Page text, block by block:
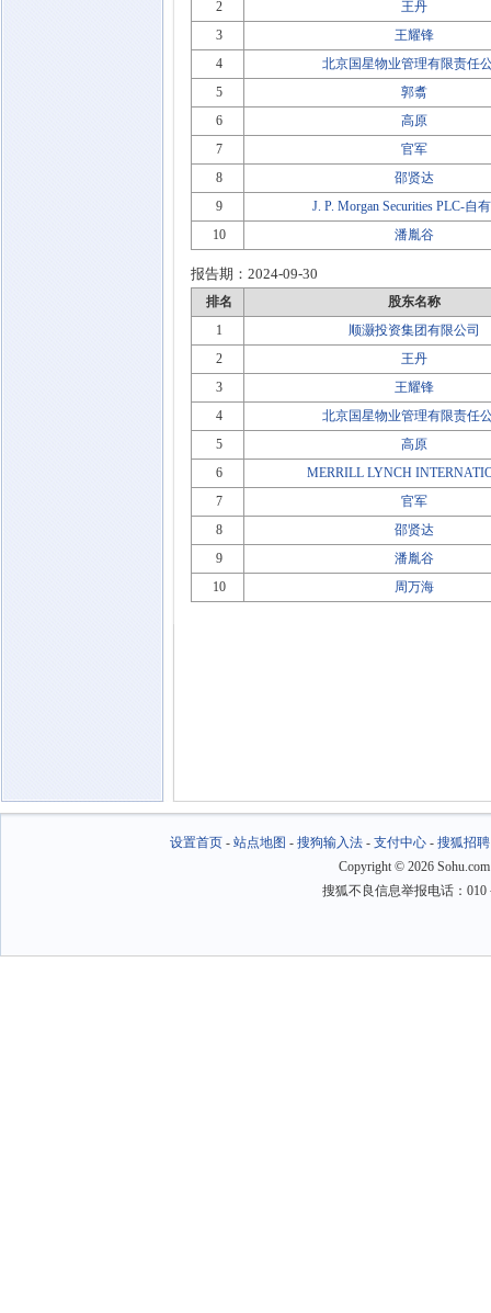
2
王丹
3
王耀锋
4
北京国星物业管理有限责任
5
郭翥
6
高原
7
官军
8
邵贤达
9
J. P. Morgan Securities PLC-自
10
潘胤谷
报告期： 2024-09-30
排名
股东名称
1
顺灏投资集团有限公司
2
王丹
3
王耀锋
4
北京国星物业管理有限责任
5
高原
6
MERRILL LYNCH
7
官军
8
邵贤达
9
潘胤谷
10
周万海
设置首页- 站点地图 - 搜狗输入法- 支付中心- 搜狐招聘
Copyright © 2026
搜狐不良信息举报电话：010